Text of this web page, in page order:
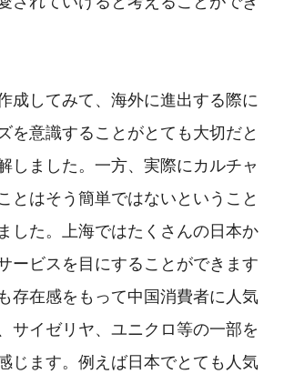
成してみて、海外に進出する際に
を意識することがとても大切だと
しました。一方、実際にカルチャ
とはそう簡単ではないということ
した。上海ではたくさんの日本か
ービスを目にすることができます
存在感をもって中国消費者に人気
サイゼリヤ、ユニクロ等の一部を
じます。例えば日本でとても人気